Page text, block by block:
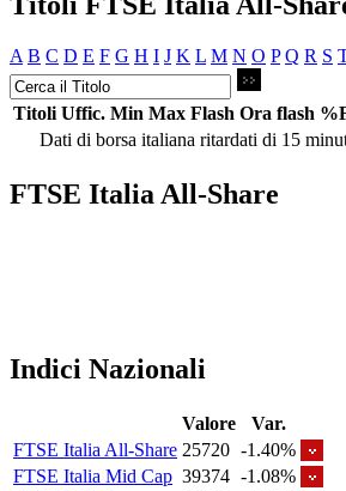
A B C D E F G H I J K L M N O P Q R S
Titoli Uffic. Min Max Flash Ora flash
Dati di borsa italiana ritardati di 15
FTSE Italia All-Share
Indici Nazionali
Valore
Var.
FTSE Italia All-Share 25720 -1.40%
FTSE Italia Mid Cap 39374 -1.08%